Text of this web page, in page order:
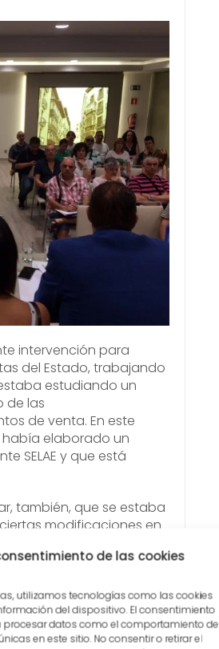
de las cookies
utilizamos tecnologías como las cookies
del dispositivo. El consentimiento
datos como el comportamiento de
en este sitio. No consentir o retirar el
intervención para
del Estado, trabajando
estaba estudiando un
de las
de venta. En este
había elaborado un
SELAE y que está
también, que se estaba
modificaciones en
nuevas modalidades
nuestros puntos de
está desarrollando la
de Euromillones, cuya
año 2.018, como ya
el 3º Congreso de